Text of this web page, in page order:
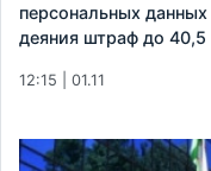
персональных
деяния штраф до
12:15 | 01.11